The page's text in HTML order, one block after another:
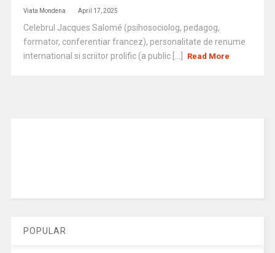
Viata Mondena April 17, 2025
Celebrul Jacques Salomé (psihosociolog, pedagog,
formator, conferentiar francez), personalitate de renume
international si scriitor prolific (a public [...]
Read More
POPULAR